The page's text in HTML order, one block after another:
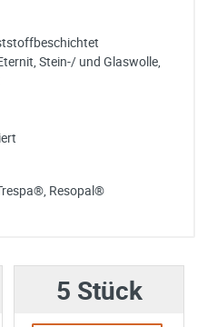
Stein-/ und Glaswolle,
Resopal®
Angebot:
Menge mit
5 Stück